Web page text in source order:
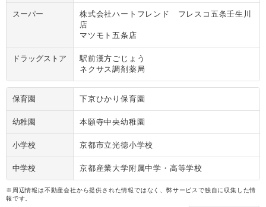
スーパー
株式会社ハートフレンド フレスコ五条壬生川
店
マツモト五条店
ドラッグストア
駅前漢方ごじょう
ネクサス調剤薬局
保育園 下京ひかり保育園
幼稚園 本願寺中央幼稚園
小学校 京都市立光徳小学校
中学校 京都産業大学附属中学・高等学校
※周辺情報は不動産会社から提供された情報ではなく、弊サービスで独自に収集した情
報です。